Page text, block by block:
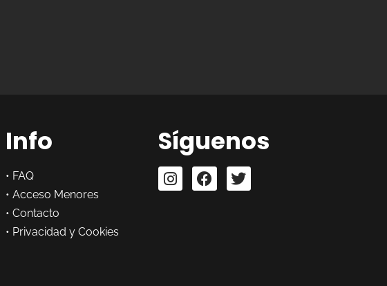
Info
• FAQ
•Acceso Menores
•Contacto
• Privacidad y Cookies
Síguenos